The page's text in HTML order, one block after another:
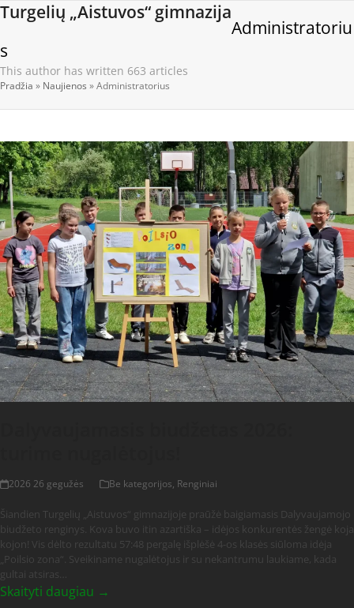
Skip
content
Turgelių „Aistuvos“ gimnazija
Open
menu
Close
menu
Administratoriu
s
This author has written 663 articles
Pradžia » Naujienos »Administratorius
2026 26 gegužės Be kategorijos, Renginiai
Šiandien Turgelių „Aistuvos“ gimnazijoje praūžė baigiamasis Dalyvaujamojo
biudžeto renginys. Kova buvo itin azartiška – idėjos konkurentės žengė koja
kojon! Vis dėlto rezultatu 57:48 pergalę išplėšė 4-os klasės siūloma idėja
„Poilsio zona“. Sveikiname nugalėtojus ir su nekantrumu laukiame, kada
gultai atsiras…
Skaityti daugiau →